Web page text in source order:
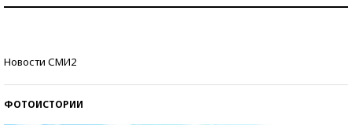
Новости СМИ2
ФОТОИСТОРИИ